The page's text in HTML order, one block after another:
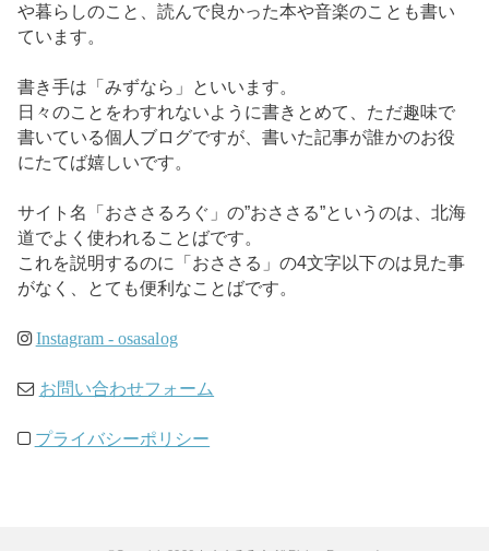
や暮らしのこと、読んで良かった本や音楽のことも書い
ています。
書き手は「みずなら」といいます。
日々のことをわすれないように書きとめて、ただ趣味で
書いている個人ブログですが、書いた記事が誰かのお役
にたてば嬉しいです。
サイト名「おささるろぐ」の”おささる”というのは、北海
道でよく使われることばです。
これを説明するのに「おささる」の4文字以下のは見た事
がなく、とても便利なことばです。
Instagram - osasalog
お問い合わせフォーム
プライバシーポリシー